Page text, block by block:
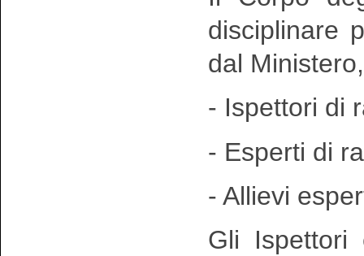
disciplinare
dal
- Ispettori di
- Esperti di
- Allievi
Gli